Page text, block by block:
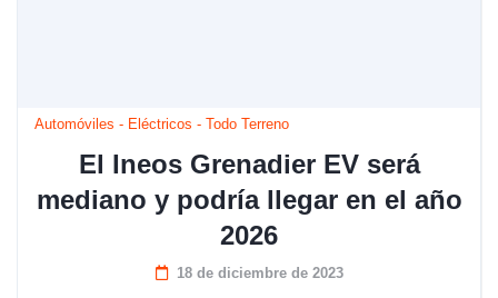
Automóviles - Eléctricos - Todo Terreno
El Ineos Grenadier EV será
mediano y podría llegar en el año
2026
18 de diciembre de 2023